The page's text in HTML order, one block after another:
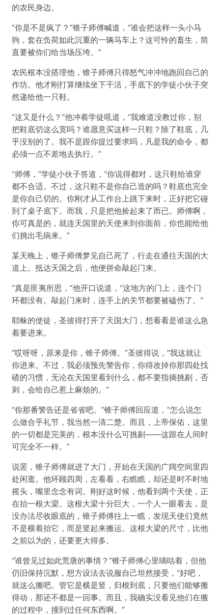
的农民身边。
“你是不是疯了？”锥子师傅喊道，“谁会把这样一头小马
驹，套在负荷如此沉重的一辆马车上？这可怜的畜生，简
直要被你们给当场压垮。”
农民根本没搭理他，锥子师傅只得怒气冲冲地跑回自己的
作坊。他才刚打算继续坐下干活，手底下的学徒小伙子突
然递给他一只鞋。
“这又是什么？”他冲着学徒吼道，“我难道没教过你，别
把鞋底切这么宽吗？谁愿意买这样一只鞋？除了鞋底，几
乎没别的了。我不是跟你提过要求吗，凡是我的命令，都
必须一点不差地去执行。”
“师傅，”学徒小伙子答道，“你说得都对，这只鞋给谁穿
都不合适。不过，这只鞋不是你自己造的吗？鞋底也完全
是你自己切的。你刚才从工作台上跳下来时，正好把它碰
到了桌子底下。而我，只是把他捡起来了而已。师傅啊，
你可真是的，就连天国里的天使来到你面前，你也能给他
们挑出毛病来。”
某天晚上，锥子师傅梦见自己死了，行走在通往天国的大
道上。抵达天国之后，他便拼命敲起门来。
“真是匪夷所思，”他开口说道，“这地方的门上，连个门
环都没有。敲起门来时，连手上的关节都要被磕伤了。”
耶稣的使徒，圣彼得打开了天国大门，想看看是谁这么急
着要进来。
“哎呀呀，原来是你，锥子师傅。”圣彼得说，“我这就让
你进来。不过，我必须预先警告你，你得改掉你那四处找
碴的习惯，无论在天国里看到什么，都不要指摘挑剔，否
则，会给自己惹上麻烦的。”
“你那番警告还是省省吧。”锥子师傅回应道，“怎么说怎
么做合乎礼节，我当然一清二楚。而且，上帝保佑，这里
的一切都是完美的，根本没什么可挑剔——这跟在人间时
可完全不一样。”
说罢，锥子师傅就进了大门，开始在天国的广阔空间里四
处闲逛。他环顾四周，左看看，右瞧瞧，却还是时不时地
摇头，嘴里念念有词。刚好这时候，他看到两个天使，正
在抬一根大梁。这根大梁十分巨大，一个人一眼看去，是
没办法尽收眼底的，锥子师傅往上一瞧，发现天使们竟然
不是横着抬它，而是竖起来搬运。这根大梁的尺寸，比他
之前以为的，还要更大得多。
“谁曾见过如此荒唐的事情？”锥子师傅心里嘀咕着，但他
仍旧保持沉默，想方设法去说服自己坦然接受，“好吧，
就这么搬吧。管它是横是竖，归根到底，只要他们能够搬
得动，那还不都是一回事。而且，我确实没看见他们在搬
的过程中，撞到过任何东西啊。”